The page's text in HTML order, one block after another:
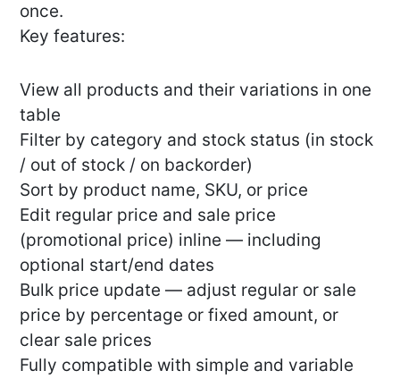
once.
Key features:
View all products and their variations in one
table
Filter by category and stock status (in stock
/ out of stock / on backorder)
Sort by product name, SKU, or price
Edit regular price and sale price
(promotional price) inline — including
optional start/end dates
Bulk price update — adjust regular or sale
price by percentage or fixed amount, or
clear sale prices
Fully compatible with simple and variable